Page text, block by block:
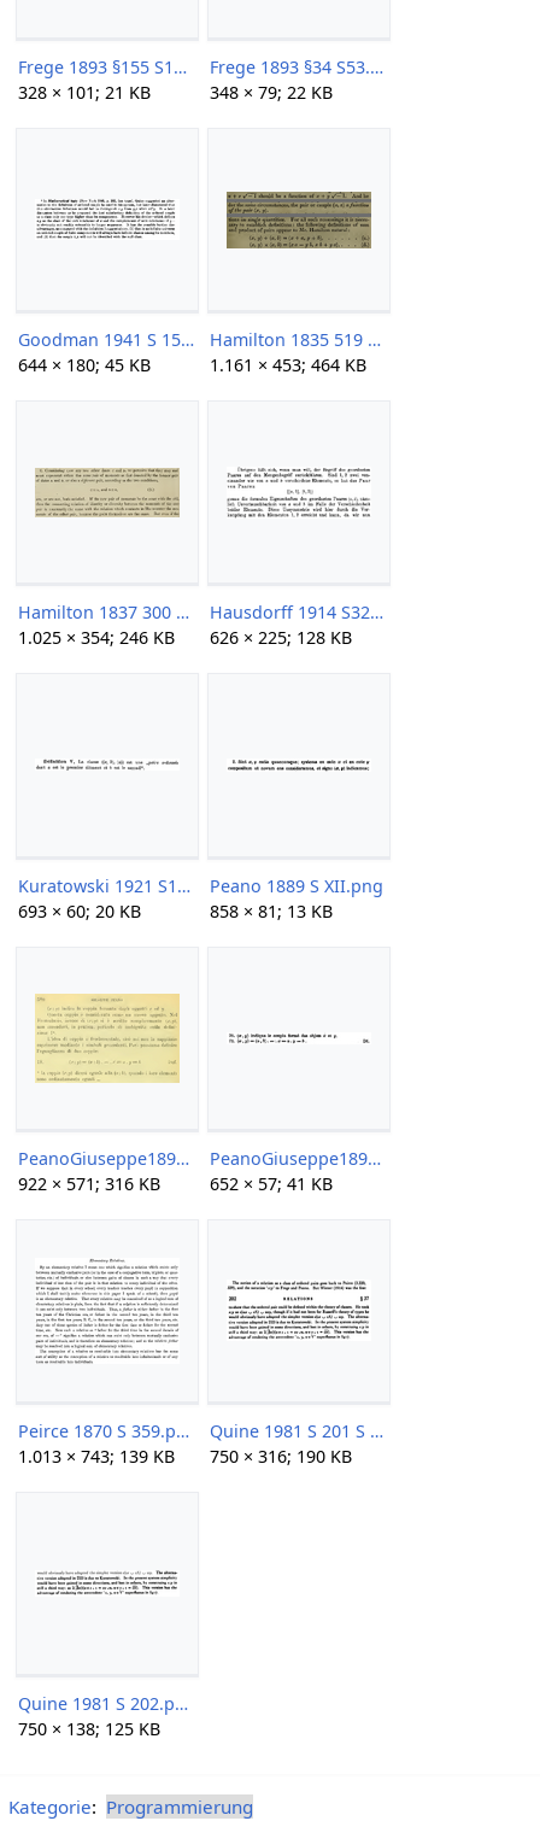
Frege 1893 §155 S195 251.png
328 × 101; 21 KB
Frege 1893 §34 S53.png
348 × 79; 22 KB
Goodman 1941 S 150.png
644 × 180; 45 KB
Hamilton 1835 519 ordered pair.png
1.161 × 453; 464 KB
Hamilton 1837 300 paaraxiom.png
1.025 × 354; 246 KB
Hausdorff 1914 S32.png
626 × 225; 128 KB
Kuratowski 1921 S171.png
693 × 60; 20 KB
Peano 1889 S XII.png
858 × 81; 13 KB
PeanoGiuseppe1897a.png
922 × 571; 316 KB
PeanoGiuseppe1897b.png
652 × 57; 41 KB
Peirce 1870 S 359.png
1.013 × 743; 139 KB
Quine 1981 S 201 S 202.png
750 × 316; 190 KB
Quine 1981 S 202.png
750 × 138; 125 KB
Kategorie: Programmierung